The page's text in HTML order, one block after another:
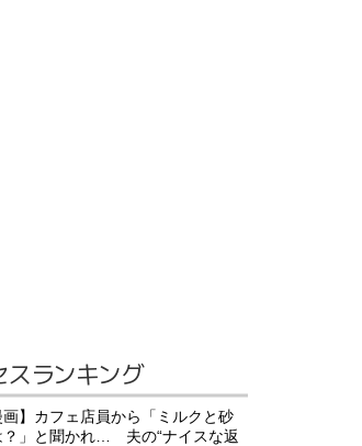
ランキング
画】カフェ店員から「ミルクと砂
？」と聞かれ… 夫の“ナイスな返